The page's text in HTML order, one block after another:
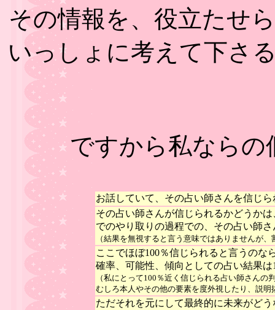
その情報を、役立たせ
いっしょに考えて下さ
ですから私ならの
お話していて、その占い師さんを信じ
その占い師さんが信じられるかどうか
でのやり取りの過程での、その占い師
（結果を無視すると言う意味ではありませんが
ここでほぼ100％信じられると言うのな
確率、可能性、傾向としての占い結果
（私にとって100％近く信じられる占い師さんの
むしろ本人やその他の要素を度外視したり、説
ただそれを元にして最終的に未来がど